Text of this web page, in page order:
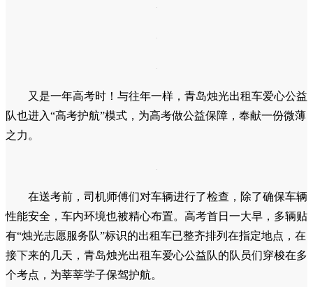
又是一年高考时！与往年一样，青岛烛光出租车爱心公益
队也进入“高考护航”模式，为高考做公益保障，奉献一份微薄
之力。
在送考前，司机师傅们对车辆进行了检查，除了确保车辆
性能安全，车内环境也被精心布置。高考首日一大早，多辆贴
有“烛光志愿服务队”标识的出租车已整齐排列在指定地点，在
接下来的几天，青岛烛光出租车爱心公益队的队员们穿梭在多
个考点，为莘莘学子保驾护航。